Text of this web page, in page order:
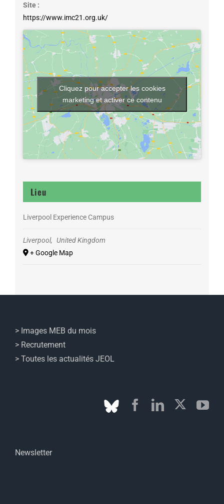
Site :
https://www.imc21.org.uk/
Lieu
Liverpool Experience Campus
Liverpool, United Kingdom
+ Google Map
Cliquez pour accepter les cookies
marketing et activer ce contenu
> Images MEB du mois
> Recrutement
> Toutes les actualités JEOL
Newsletter